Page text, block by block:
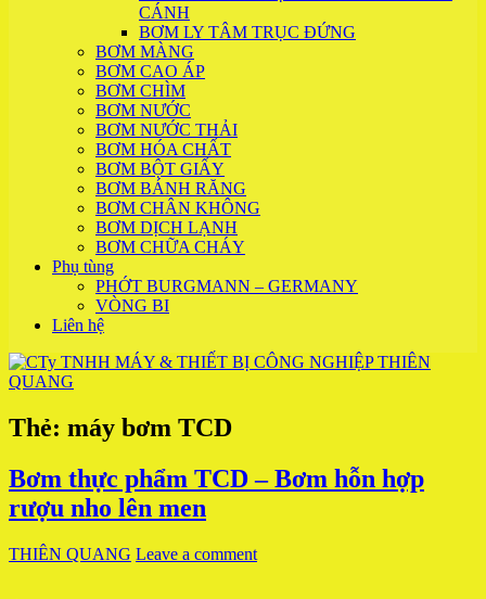
CÁNH
BƠM LY TÂM TRỤC ĐỨNG
BƠM MÀNG
BƠM CAO ÁP
BƠM CHÌM
BƠM NƯỚC
BƠM NƯỚC THẢI
BƠM HÓA CHẤT
BƠM BỘT GIẤY
BƠM BÁNH RĂNG
BƠM CHÂN KHÔNG
BƠM DỊCH LẠNH
BƠM CHỮA CHÁY
Phụ tùng
PHỚT BURGMANN – GERMANY
VÒNG BI
Liên hệ
Thẻ: máy bơm TCD
Bơm thực phẩm TCD – Bơm hỗn hợp
rượu nho lên men
THIÊN QUANG Leave a comment